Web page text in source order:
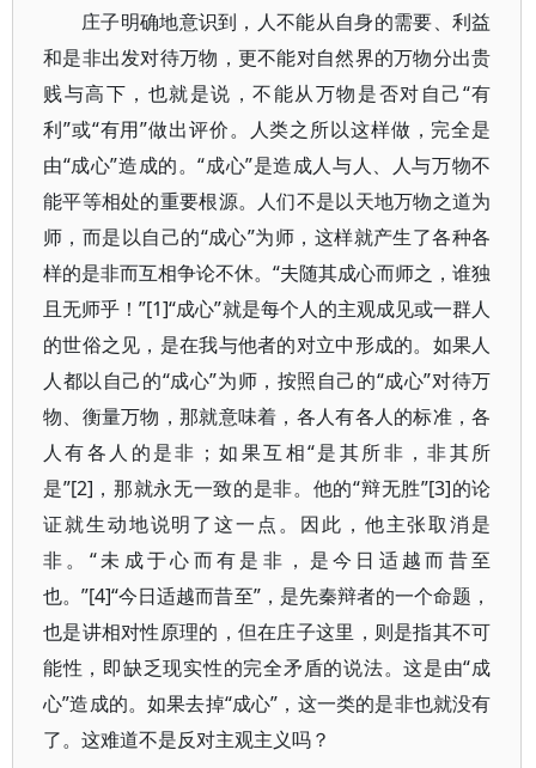
庄子明确地意识到，人不能从自身的需要、利益
和是非出发对待万物，更不能对自然界的万物分出贵
贱与高下，也就是说，不能从万物是否对自己“有
利”或“有用”做出评价。人类之所以这样做，完全是
由“成心”造成的。“成心”是造成人与人、人与万物不
能平等相处的重要根源。人们不是以天地万物之道为
师，而是以自己的“成心”为师，这样就产生了各种各
样的是非而互相争论不休。“夫随其成心而师之，谁独
且无师乎！”[1]“成心”就是每个人的主观成见或一群人
的世俗之见，是在我与他者的对立中形成的。如果人
人都以自己的“成心”为师，按照自己的“成心”对待万
物、衡量万物，那就意味着，各人有各人的标准，各
人有各人的是非；如果互相“是其所非，非其所
是”[2]，那就永无一致的是非。他的“辩无胜”[3]的论
证就生动地说明了这一点。因此，他主张取消是
非。“未成于心而有是非，是今日适越而昔至
也。”[4]“今日适越而昔至”，是先秦辩者的一个命题，
也是讲相对性原理的，但在庄子这里，则是指其不可
能性，即缺乏现实性的完全矛盾的说法。这是由“成
心”造成的。如果去掉“成心”，这一类的是非也就没有
了。这难道不是反对主观主义吗？